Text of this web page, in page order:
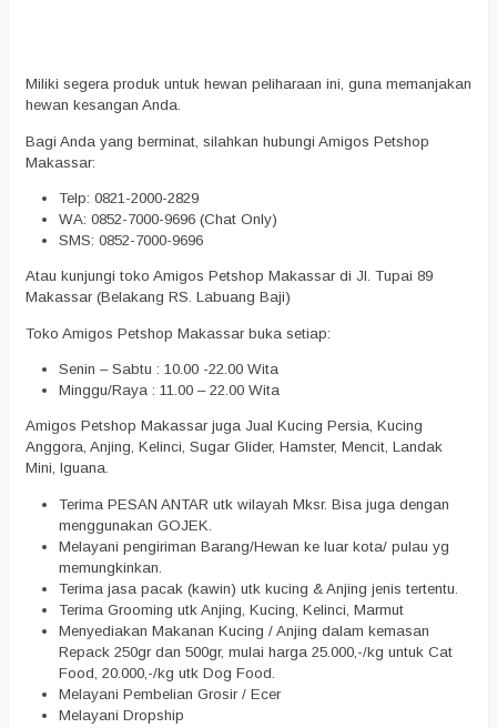
Miliki segera produk untuk hewan peliharaan ini, guna memanjakan
hewan kesangan Anda.
Bagi Anda yang berminat, silahkan hubungi Amigos Petshop
Makassar:
Telp: 0821-2000-2829
WA: 0852-7000-9696 (Chat Only)
SMS: 0852-7000-9696
Atau kunjungi toko Amigos Petshop Makassar di Jl. Tupai 89
Makassar (Belakang RS. Labuang Baji)
Toko Amigos Petshop Makassar buka setiap:
Senin – Sabtu : 10.00 -22.00 Wita
Minggu/Raya : 11.00 – 22.00 Wita
Amigos Petshop Makassar juga Jual Kucing Persia, Kucing
Anggora, Anjing, Kelinci, Sugar Glider, Hamster, Mencit, Landak
Mini, Iguana.
Terima PESAN ANTAR utk wilayah Mksr. Bisa juga dengan
menggunakan GOJEK.
Melayani pengiriman Barang/Hewan ke luar kota/ pulau yg
memungkinkan.
Terima jasa pacak (kawin) utk kucing & Anjing jenis tertentu.
Terima Grooming utk Anjing, Kucing, Kelinci, Marmut
Menyediakan Makanan Kucing / Anjing dalam kemasan
Repack 250gr dan 500gr, mulai harga 25.000,-/kg untuk Cat
Food, 20.000,-/kg utk Dog Food.
Melayani Pembelian Grosir / Ecer
Melayani Dropship